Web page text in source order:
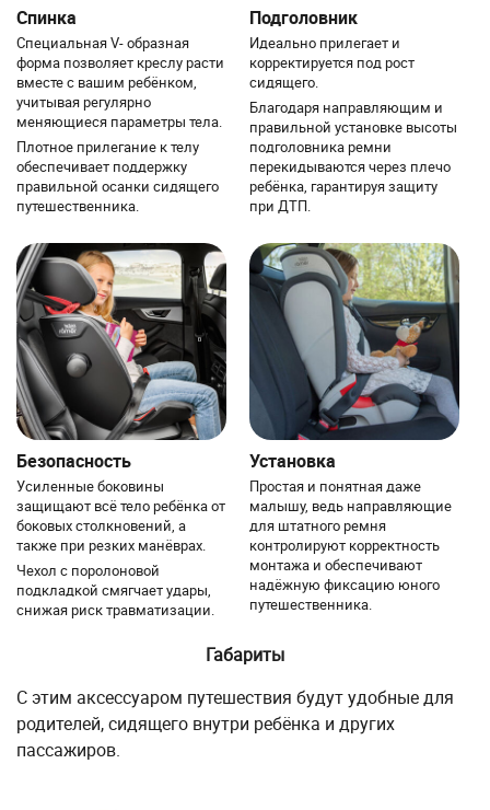
Спинка
Специальная V- образная
форма позволяет креслу расти
вместе с вашим ребёнком,
учитывая регулярно
меняющиеся параметры тела.
Плотное прилегание к телу
обеспечивает поддержку
правильной осанки сидящего
путешественника.
Подголовник
Идеально прилегает и
корректируется под рост
сидящего.
Благодаря направляющим и
правильной установке высоты
подголовника ремни
перекидываются через плечо
ребёнка, гарантируя защиту
при ДТП.
Безопасность
Усиленные боковины
защищают всё тело ребёнка от
боковых столкновений, а
также при резких манёврах.
Чехол с поролоновой
подкладкой смягчает удары,
снижая риск травматизации.
Установка
Простая и понятная даже
малышу, ведь направляющие
для штатного ремня
контролируют корректность
монтажа и обеспечивают
надёжную фиксацию юного
путешественника.
Габариты
С этим аксессуаром путешествия будут удобные для
родителей, сидящего внутри ребёнка и других
пассажиров.